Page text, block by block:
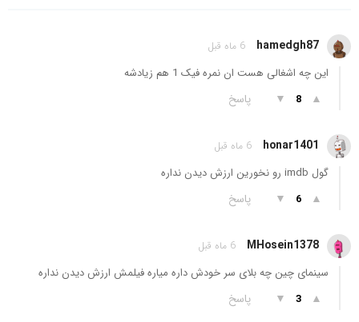
hamedgh87 6 ماه قبل
این چه اشغالی هست ان نمره فیک 1 هم زیادشه
▲
8
▼ پاسخ
honar1401 6 ماه قبل
گول imdb رو نخورین ارزش دیدن نداره
▲
6
▼ پاسخ
MHosein1378 6 ماه قبل
سینمای چین چه بلای سر خودش داره میاره فیلمش ارزش دیدن نداره
▲
3
▼ پاسخ